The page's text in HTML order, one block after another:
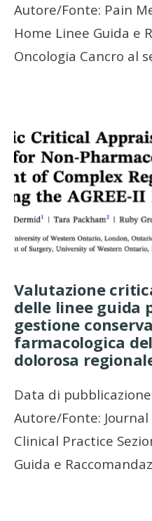
Autore/Fonte: Pain
Home Linee Guida e
Oncologia Cancro al
Valutazione
delle linee guida
gestione
farmacologica
dolorosa
Data di
Autore/Fonte:
Clinical Practice
Guida e